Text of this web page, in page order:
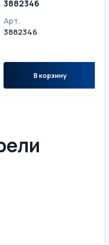
3882346
Арт.
3882346
В корзину